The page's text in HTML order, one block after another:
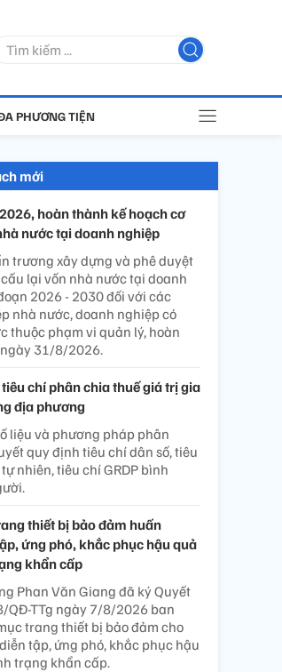
PHƯƠNG TIỆN
mới
hoàn thành kế hoạch cơ
nước tại doanh nghiệp
trương xây dựng và phê duyệt
lại vốn nhà nước tại doanh
2026 - 2030 đối với các
nhà nước, doanh nghiệp có
thuộc phạm vi quản lý, hoàn
31/8/2026.
chí phân chia thuế giá trị gia
địa phương
liệu và phương pháp phân
quy định tiêu chí dân số, tiêu
nhiên, tiêu chí GRDP bình
thiết bị bảo đảm huấn
ứng phó, khắc phục hậu quả
khẩn cấp
Phan Văn Giang đã ký Quyết
QĐ-TTg ngày 7/8/2026 ban
trang thiết bị bảo đảm cho
tập, ứng phó, khắc phục hậu
trạng khẩn cấp.